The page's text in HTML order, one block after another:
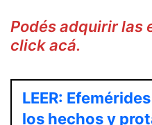
Podés adquirir las
click acá.
LEER:
los hechos y